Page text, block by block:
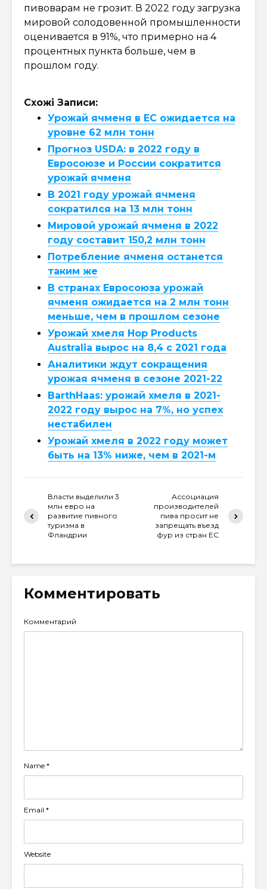
пивоварам не грозит. В 2022 году загрузка
мировой солодовенной промышленности
оценивается в 91%, что примерно на 4
процентных пункта больше, чем в
прошлом году.
Схожі Записи:
Урожай ячменя в ЕС ожидается на
уровне 62 млн тонн
Прогноз USDA: в 2022 году в
Евросоюзе и России сократится
урожай ячменя
В 2021 году урожай ячменя
сократился на 13 млн тонн
Мировой урожай ячменя в 2022
году составит 150,2 млн тонн
Потребление ячменя останется
таким же
В странах Евросоюза урожай
ячменя ожидается на 2 млн тонн
меньше, чем в прошлом сезоне
Урожай хмеля Hop Products
Australia вырос на 8,4 с 2021 года
Аналитики ждут сокращения
урожая ячменя в сезоне 2021-22
BarthHaas: урожай хмеля в 2021-
2022 году вырос на 7%, но успех
нестабилен
Урожай хмеля в 2022 году может
быть на 13% ниже, чем в 2021-м
Власти выделили 3
млн евро на
развитие пивного
туризма в
Фландрии
Ассоциация
производителей
пива просит не
запрещать въезд
фур из стран ЕС
Комментировать
Комментарий
Name *
Email *
Website